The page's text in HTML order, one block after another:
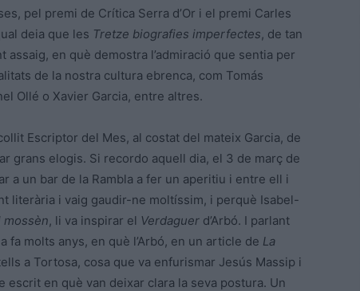
pel premi de Crítica Serra d’Or i el premi Carles
deia que les Tretze biografies imperfectes, de tan
en què demostra l’admiració que sentia per
de la nostra cultura ebrenca, com Tomás
Ollé o Xavier Garcia, entre altres.
Escriptor del Mes, al costat del mateix Garcia, de
grans elogis. Si recordo aquell dia, el 3 de març de
a un bar de la Rambla a fer un aperitiu i entre ell i
literària i vaig gaudir-ne moltíssim, i perquè Isabel-
mossèn, li va inspirar el Verdaguer d’Arbó. I parlant
fa molts anys, en què l’Arbó, en un article de La
a Tortosa, cosa que va enfurismar Jesús Massip i
en què van deixar clara la seva postura. Un